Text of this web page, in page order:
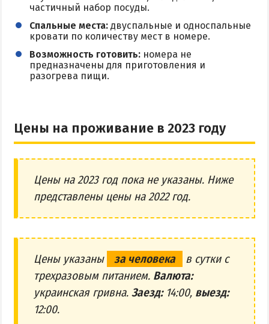
частичный набор посуды.
Спальные места: двуспальные и односпальные
кровати по количеству мест в номере.
Возможность готовить: номера не
предназначены для приготовления и
разогрева пищи.
Цены на проживание в 2023 году
Цены на 2023 год пока не указаны. Ниже
представлены цены на 2022 год.
Цены указаны за человека
в сутки с
трехразовым питанием. Валюта:
украинская гривна. Заезд:14:00, выезд:
12:00.